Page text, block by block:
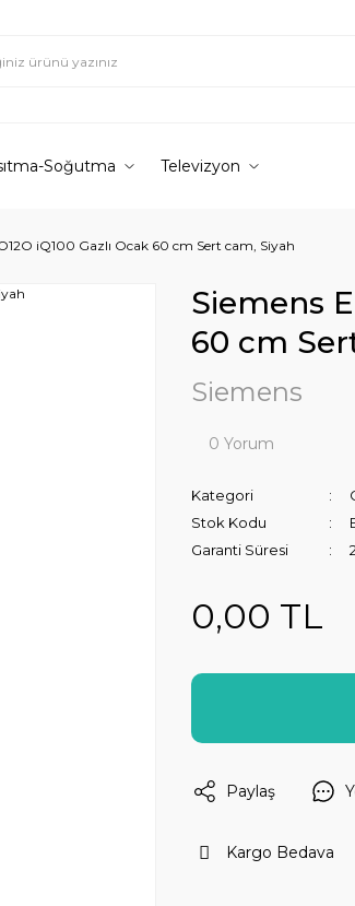
Soğutma Televizyon
iQ100 Gazlı Ocak 60 cm Sert cam, Siyah
Siemens
60 cm
Siemens
0 Yorum
Kategori
Stok Kodu
Garanti Süresi
0,00 TL
Paylaş
Kargo Bedava